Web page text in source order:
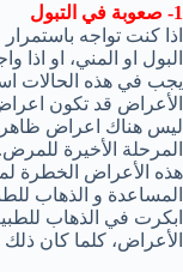
1- صعوبة في التبول
اذا كنت تواجه
البول او المني، او
يجب في هذه الحالات
الأعراض قد تكون
ليس هناك اعراض
المرحلة الأخيرة
المساعدة و الذهاب
ابكرت في الذهاب
الأعراض، كلما كان